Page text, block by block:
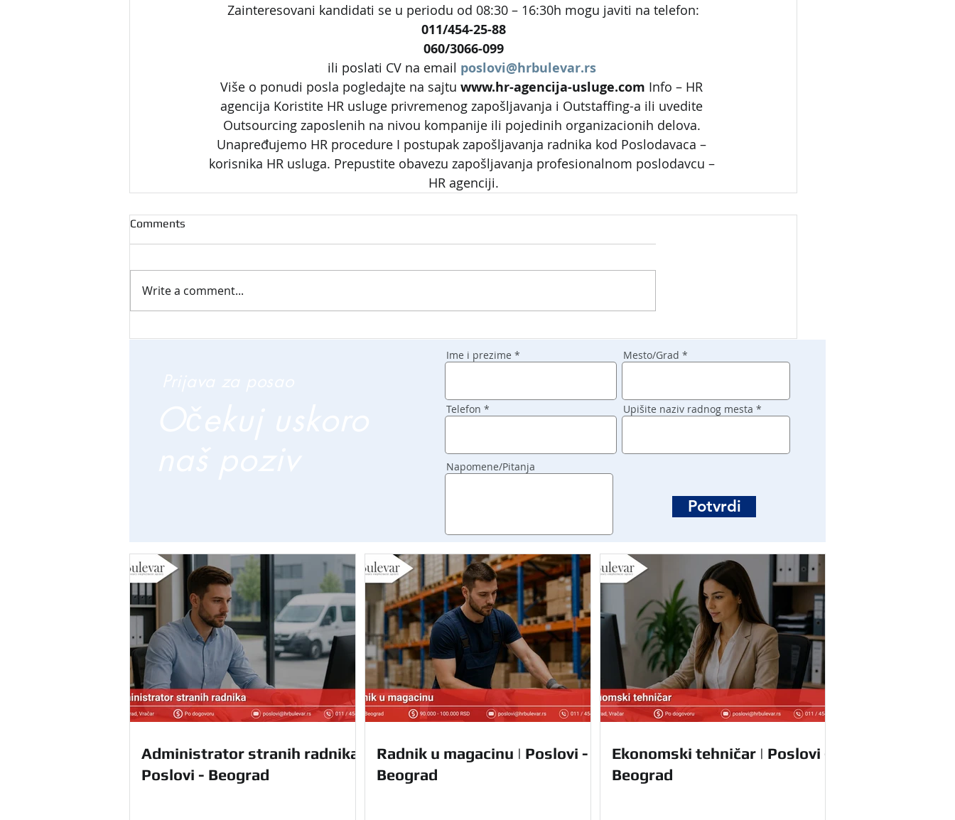
Zainteresovani kandidati se u periodu od 08:30 – 16:30h mogu javiti na telefon:
011/454-25-88
060/3066-099
ili poslati CV na email poslovi@hrbulevar.rs
Više o ponudi posla pogledajte na sajtu www.hr-agencija-usluge.com Info – HR
agencija Koristite HR usluge privremenog zapošljavanja i Outstaffing-a ili uvedite
Outsourcing zaposlenih na nivou kompanije ili pojedinih organizacionih delova.
Unapređujemo HR procedure I postupak zapošljavanja radnika kod Poslodavaca –
korisnika HR usluga. Prepustite obavezu zapošljavanja profesionalnom poslodavcu –
HR agenciji.
Comments
Write a comment...
Ime i prezime
Telefon
Napomene/Pitanja
Mesto/Grad
Upišite naziv radnog mesta
Potvrdi
Administrator stranih radnika |
Poslovi - Beograd
Radnik u magacinu | Poslovi -
Beograd
Ekonomski tehničar | Poslovi -
Beograd